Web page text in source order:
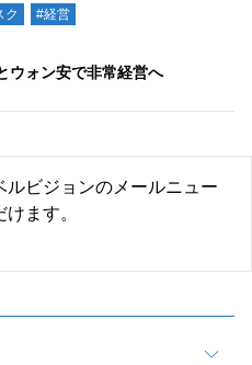
ク #経営
ウォン安で非常経営へ
ルビジョンのメールニュー
ます。